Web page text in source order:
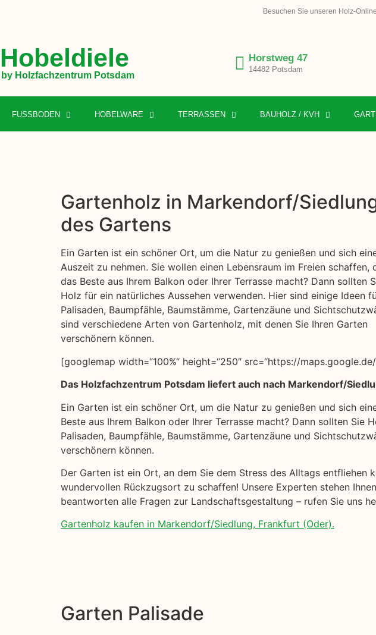
Besuchen Sie unseren Holz-
Hobeldiele
by Holzfachzentrum Potsdam
Horstweg 47
14482 Potsdam
FUSSBODEN HOBELWARE TERRASSEN BAUHOLZ / KVH
Gartenholz in Markendorf/
des Gartens
Ein Garten ist ein schöner Ort, um die Natur zu genießen und sich
Auszeit zu nehmen. Sie wollen einen Lebensraum im Freien schaffen,
das Beste aus Ihrem Balkon oder Ihrer Terrasse macht? Dann sollten
Holz für ein natürliches Aussehen verwenden. Hier sind einige Ideen
Palisaden, Baumpfähle, Baumstämme, Gartenzäune und
sind verschiedene Arten von Gartenholz, mit denen Sie Ihren Garten
verschönern können.
[googlemap width=“100%“ height=“250″ src=“https://
Das Holzfachzentrum Potsdam liefert auch nach Markendorf/
Ein Garten ist ein schöner Ort, um die Natur zu genießen und sich
Beste aus Ihrem Balkon oder Ihrer Terrasse macht? Dann sollten Sie
Palisaden, Baumpfähle, Baumstämme, Gartenzäune und
verschönern können.
Der Garten ist ein Ort, an dem Sie dem Stress des Alltags entfliehen
wundervollen Rückzugsort zu schaffen! Unsere Experten stehen
beantworten alle Fragen zur Landschaftsgestaltung – rufen Sie uns
Gartenholz kaufen in Markendorf/Siedlung, Frankfurt (Oder).
Garten Palisade